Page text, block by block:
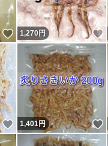
いいね！
1,270円
いいね！
1,401円